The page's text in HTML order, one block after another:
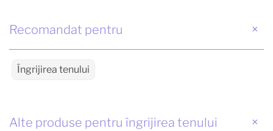
Recomandat pentru
Îngrijirea tenului
Alte produse pentru îngrijirea tenului